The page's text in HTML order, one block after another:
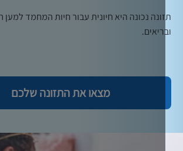
נכונה היא חיונית עבור חיות המחמד למען חיים
מצאו את התזונה שלכם